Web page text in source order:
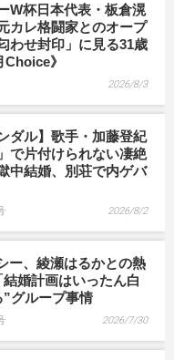
W杯日本代表・板倉滉
カレ格闘家とのオープ
わせ封印」に見る31歳
》
2026/8/3
ダル】歌手・加藤登紀
で片付けられない凄絶
中結婚、別荘で内ゲバ
2026/8/2
ー、綾瀬はるかとの熱
婚計画はいったん白
グループ事情
2026/7/30